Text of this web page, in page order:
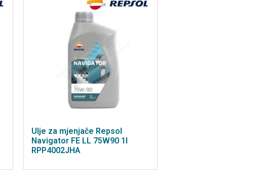
Ulje za mjenjače Repsol
Navigator FE LL 75W90 1l
RPP4002JHA